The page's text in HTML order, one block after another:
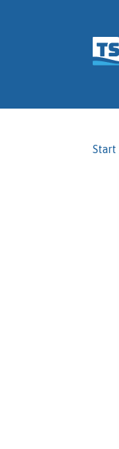
Start